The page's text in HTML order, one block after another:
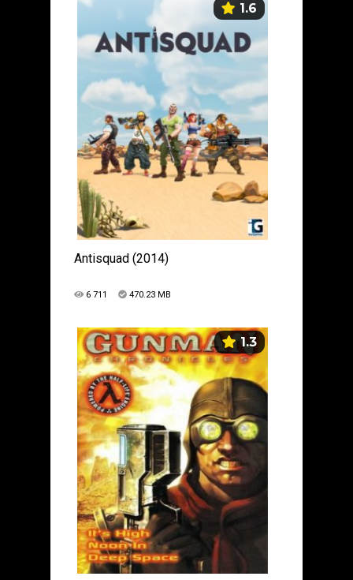
1.6
Antisquad (2014)
6 711 470.23 MB
1.3